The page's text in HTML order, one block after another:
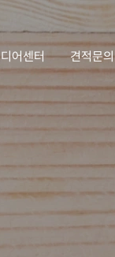
어센터 견적문의